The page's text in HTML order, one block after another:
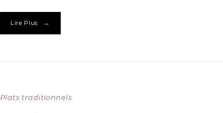
Lire Plus →
Plats traditionnels